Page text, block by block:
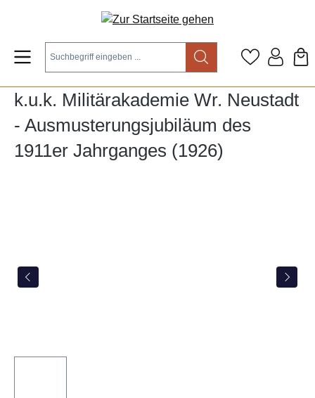
Zum Hauptinhalt springen
k.u.k. Militärakademie Wr. Neustadt
- Ausmusterungsjubiläum des
1911er Jahrganges (1926)